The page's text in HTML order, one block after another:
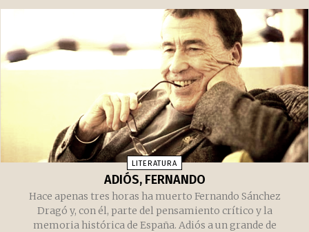
LITERATURA
ADIÓS, FERNANDO
Hace apenas tres horas ha muerto Fernando Sánchez
Dragó y, con él, parte del pensamiento crítico y la
memoria histórica de España. Adiós a un grande de